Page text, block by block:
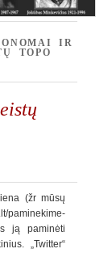
IR
TOPO
(žr mūsų
ją paminėti
„Twitter“